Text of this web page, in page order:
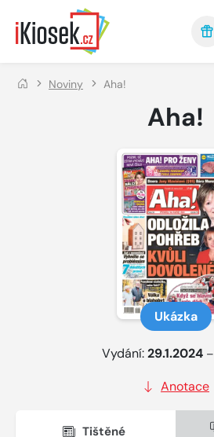
Přejít na hlavní obsah
Noviny Aha!
Aha!
Ukázka
Vydání:29.1.2024 –
Anotace
Tištěné